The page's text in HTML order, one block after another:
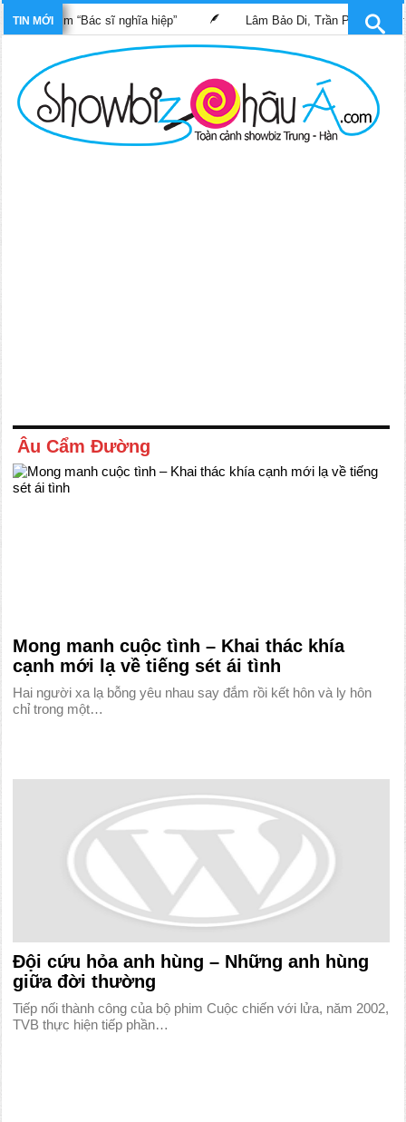
TIN MỚI
phim “Bác sĩ nghĩa hiệp” Lâm Bảo Di, Trần Pháp Dung tái
Âu Cẩm Đường
Mong manh cuộc tình – Khai thác khía
cạnh mới lạ về tiếng sét ái tình
Hai người xa lạ bỗng yêu nhau say đắm rồi kết hôn và ly hôn
chỉ trong một…
Đội cứu hỏa anh hùng – Những anh hùng
giữa đời thường
Tiếp nối thành công của bộ phim Cuộc chiến với lửa, năm 2002,
TVB thực hiện tiếp phần…